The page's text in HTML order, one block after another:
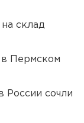
склад
Пермском
России сочли